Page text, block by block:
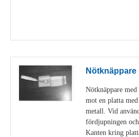
Nötknäppare
Nötknäppare
mot en platta
metall. Vid
fördjupningen och
Kanten kring